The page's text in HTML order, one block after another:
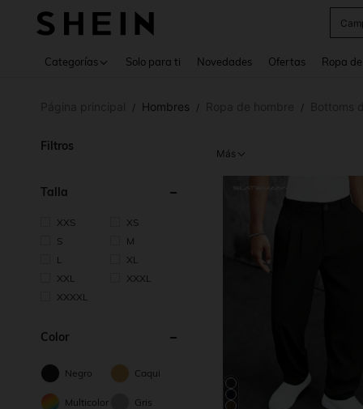
Categorías Solo para ti Novedades Ofertas Ropa
/ Hombres / /
Filtros
Talla
XXS
XS
S
M
L
XL
XXL
XXXL
XXXXL
Color
Negro Caqui
Multicolor Gris
Más